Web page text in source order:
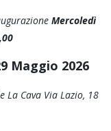
Mercoledì
Maggio 2026
La Cava Via Lazio, 18